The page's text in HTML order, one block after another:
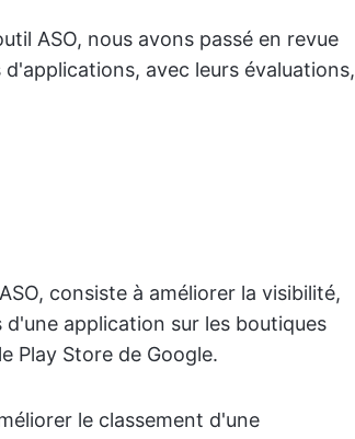
ASO, nous avons passé en revue
avec leurs évaluations,
consiste à améliorer la visibilité,
application sur les boutiques
Play Store de Google.
le classement d'une